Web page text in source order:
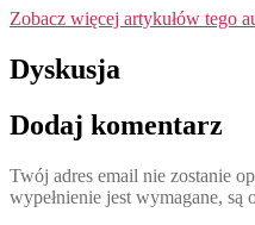
Zobacz więcej artykułów tego
Dyskusja
Dodaj komentarz
Twój adres email nie zostanie
wypełnienie jest wymagane, są